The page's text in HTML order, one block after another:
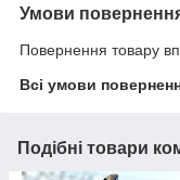
Умови
Повернення товару
Всі умови
Подібні товари